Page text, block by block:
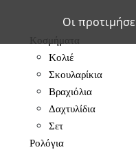
Κοσμήματα
Κολιέ
Σκουλαρίκια
Βραχιόλια
Δαχτυλίδια
Σετ
Ρολόγια
Οι